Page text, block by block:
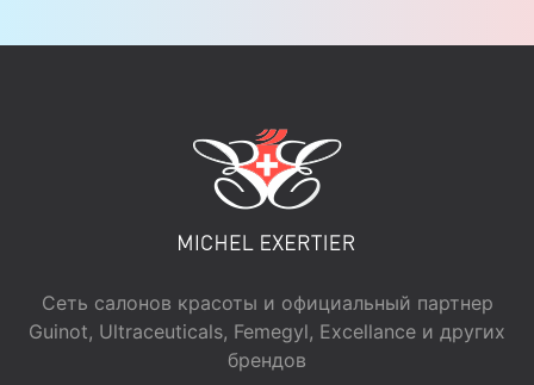
Сеть салонов красоты и официальный партнер
Guinot, Ultraceuticals, Femegyl, Excellance и других
брендов